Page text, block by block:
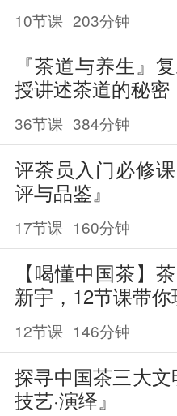
10节课 203分钟
『茶道与养生』
授讲述茶道的秘密
36节课 384分钟
评茶员入门必修
评与品鉴』
17节课 160分钟
【喝懂中国茶】
新宇，12节课带你
12节课 146分钟
探寻中国茶三大文
技艺·演绎』